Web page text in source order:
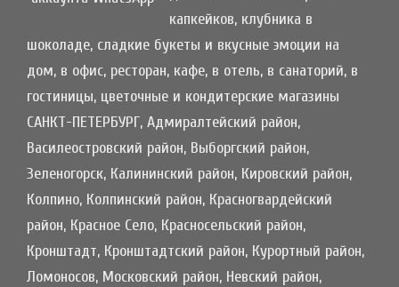
капкейков, клубника в
шоколаде, сладкие букеты и вкусные эмоции на
дом, в офис, ресторан, кафе, в отель, в санаторий, в
гостиницы, цветочные и кондитерские магазины
САНКТ-ПЕТЕРБУРГ, Адмиралтейский район,
Василеостровский район, Выборгский район,
Зеленогорск, Калининский район, Кировский район,
Колпино, Колпинский район, Красногвардейский
район, Красное Село, Красносельский район,
Кронштадт, Кронштадтский район, Курортный район,
Ломоносов, Московский район, Невский район,